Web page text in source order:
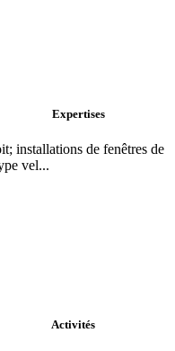
Expertises
installations de fenêtres de
vel...
Activités